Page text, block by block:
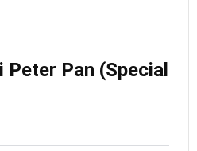
Peter Pan (Special